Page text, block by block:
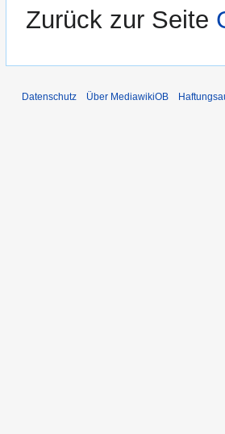
Zurück zur Seite
Datenschutz Über MediawikiOB